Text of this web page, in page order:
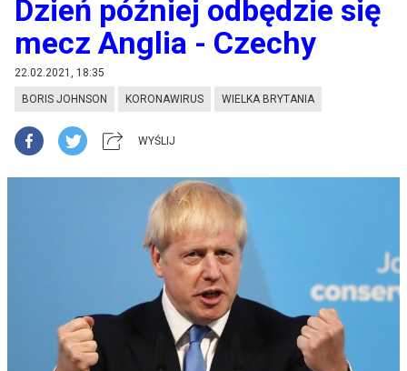
Dzień później odbędzie się
mecz Anglia - Czechy
22.02.2021, 18:35
BORIS JOHNSON KORONAWIRUS WIELKA BRYTANIA
WYŚLIJ